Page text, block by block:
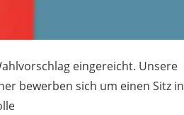
eingereicht. Unsere
bewerben sich um einen Sitz in